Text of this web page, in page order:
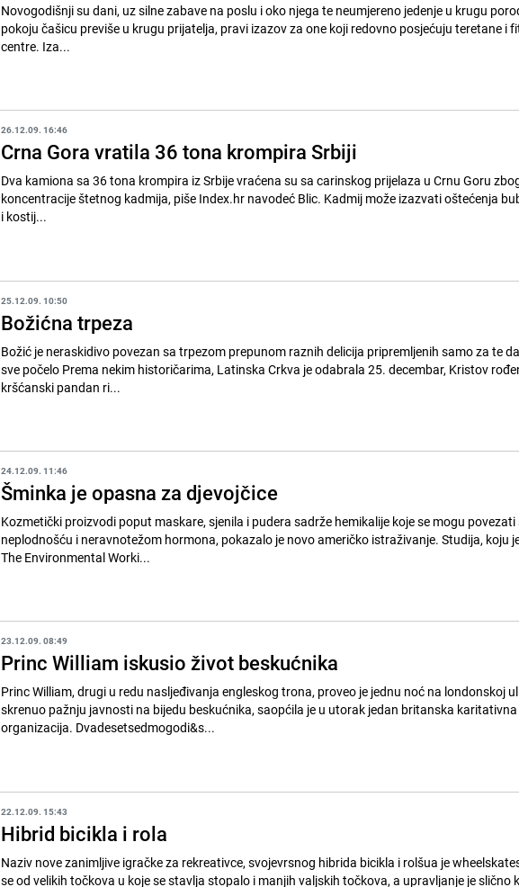
Novogodišnji su dani, uz silne zabave na poslu i oko njega te neumjereno jedenje u krugu
pokoju čašicu previše u krugu prijatelja, pravi izazov za one koji redovno posjećuju teretane i
centre. Iza...
26.12.09. 16:46
Crna Gora vratila 36 tona krompira Srbiji
Dva kamiona sa 36 tona krompira iz Srbije vraćena su sa carinskog prijelaza u Crnu Goru
koncentracije štetnog kadmija, piše Index.hr navodeć Blic. Kadmij može izazvati oštećenja
i kostij...
25.12.09. 10:50
Božićna trpeza
Božić je neraskidivo povezan sa trpezom prepunom raznih delicija pripremljenih samo za te dane
sve počelo Prema nekim historičarima, Latinska Crkva je odabrala 25. decembar, Kristov rođendan, kao
kršćanski pandan ri...
24.12.09. 11:46
Šminka je opasna za djevojčice
Kozmetički proizvodi poput maskare, sjenila i pudera sadrže hemikalije koje se mogu povezati
neplodnošću i neravnotežom hormona, pokazalo je novo američko istraživanje. Studija, koju je proveo
The Environmental Worki...
23.12.09. 08:49
Princ William iskusio život beskućnika
Princ William, drugi u redu nasljeđivanja engleskog trona, proveo je jednu noć na londonskoj
skrenuo pažnju javnosti na bijedu beskućnika, saopćila je u utorak jedan britanska karitativna
organizacija. Dvadesetsedmogodi&s...
22.12.09. 15:43
Hibrid bicikla i rola
Naziv nove zanimljive igračke za rekreativce, svojevrsnog hibrida bicikla i rolšua je
se od velikih točkova u koje se stavlja stopalo i manjih valjskih točkova, a upravljanje je slično